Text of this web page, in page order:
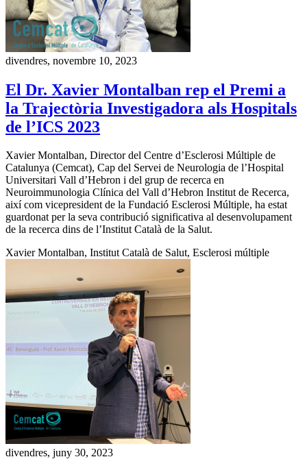
divendres, novembre 10, 2023
El Dr. Xavier Montalban rep el Premi a
la Trajectòria Investigadora als Hospitals
de l’ICS 2023
Xavier Montalban, Director del Centre d’Esclerosi Múltiple de
Catalunya (Cemcat), Cap del Servei de Neurologia de l’Hospital
Universitari Vall d’Hebron i del grup de recerca en
Neuroimmunologia Clínica del Vall d’Hebron Institut de Recerca,
així com vicepresident de la Fundació Esclerosi Múltiple, ha estat
guardonat per la seva contribució significativa al desenvolupament
de la recerca dins de l’Institut Català de la Salut.
Xavier Montalban, Institut Català de Salut, Esclerosi múltiple
divendres, juny 30, 2023